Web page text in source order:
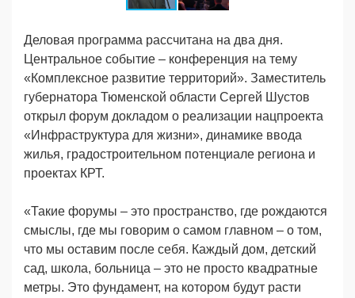
Деловая программа рассчитана на два дня.
Центральное событие – конференция на тему
«Комплексное развитие территорий». Заместитель
губернатора Тюменской области Сергей Шустов
открыл форум докладом о реализации нацпроекта
«Инфраструктура для жизни», динамике ввода
жилья, градостроительном потенциале региона и
проектах КРТ.
«Такие форумы – это пространство, где рождаются
смыслы, где мы говорим о самом главном – о том,
что мы оставим после себя. Каждый дом, детский
сад, школа, больница – это не просто квадратные
метры. Это фундамент, на котором будут расти